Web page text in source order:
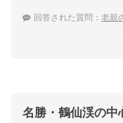
回答された質問： 老親のため
名勝・鶴仙渓の中